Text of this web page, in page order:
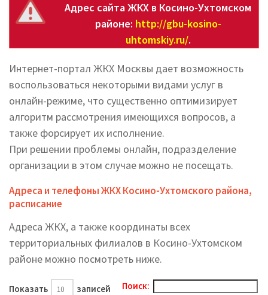
Адрес сайта ЖКХ в Косино-Ухтомском
районе: http://gbu-kosino-
uhtomskiy.ru/.
Интернет-портал ЖКХ Москвы дает возможность
воспользоваться некоторыми видами услуг в
онлайн-режиме, что существенно оптимизирует
алгоритм рассмотрения имеющихся вопросов, а
также форсирует их исполнение.
При решении проблемы онлайн, подразделение
организации в этом случае можно не посещать.
Адреса и телефоны ЖКХ Косино-Ухтомского района,
расписание
Адреса ЖКХ, а также координаты всех
территориальных филиалов в Косино-Ухтомском
районе можно посмотреть ниже.
Показать записей Поиск: